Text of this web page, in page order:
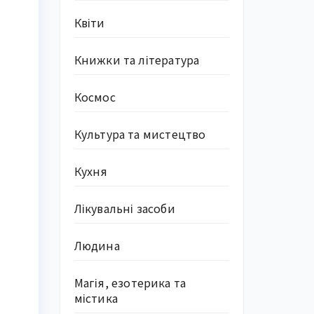
Квіти
Книжки та література
Космос
Культура та мистецтво
Кухня
Лікувальні засоби
Людина
Магія, езотерика та
містика